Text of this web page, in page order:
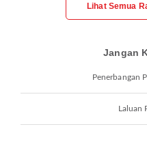
Lihat Semua
Jangan
Penerbangan
Laluan